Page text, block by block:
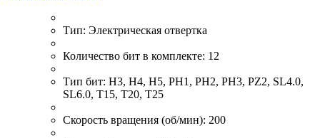
Тип: Электрическая отвертка
Количество бит в комплекте: 12
Тип бит: H3, H4, H5, PH1, PH2, PH3, PZ2, SL4.0,
SL6.0, T15, T20, T25
Скорость вращения (об/мин): 200